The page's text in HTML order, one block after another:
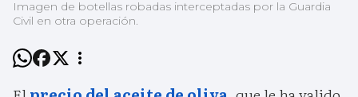
Imagen de botellas robadas interceptadas por la Guardia
Civil en otra operación.